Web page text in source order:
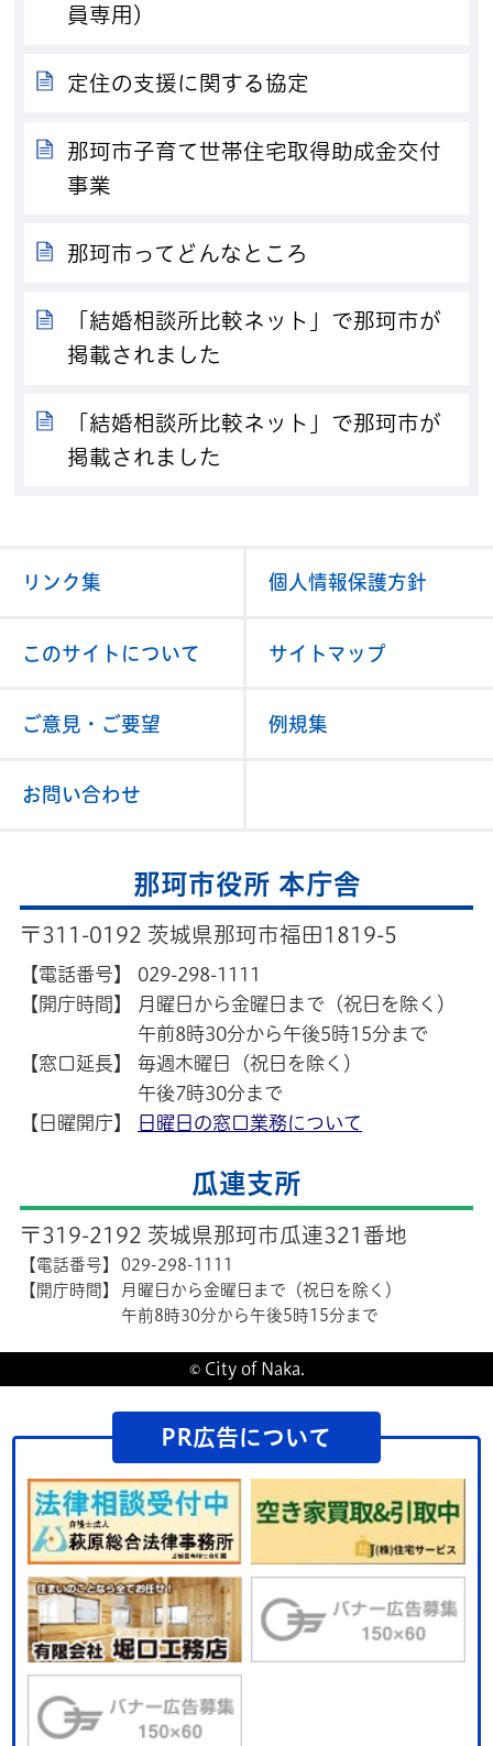
員専用）
定住の支援に関する協定
那珂市子育て世帯住宅取得助成金交付
事業
那珂市ってどんなところ
「結婚相談所比較ネット」で那珂市が
掲載されました
「結婚相談所比較ネット」で那珂市が
掲載されました
リンク集 個人情報保護方針
このサイトについて サイトマップ
ご意見・ご要望 例規集
お問い合わせ
那珂市役所 本庁舎
〒311-0192 茨城県那珂市福田1819-5
【電話番号】
029-298-1111
【開庁時間】
月曜日から金曜日まで（祝日を除く）
午前8時30分から午後5時15分まで
【窓口延長】
毎週木曜日（祝日を除く）
午後7時30分まで
【日曜開庁】
日曜日の窓口業務について
瓜連支所
〒319-2192 茨城県那珂市瓜連321番地
【電話番号】
029-298-1111
【開庁時間】
月曜日から金曜日まで（祝日を除く）
午前8時30分から午後5時15分まで
© City of Naka.
PR広告について